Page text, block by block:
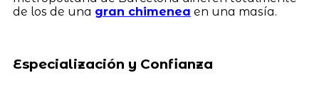
de los de una gran chimenea en una masía.
Especialización y Confianza